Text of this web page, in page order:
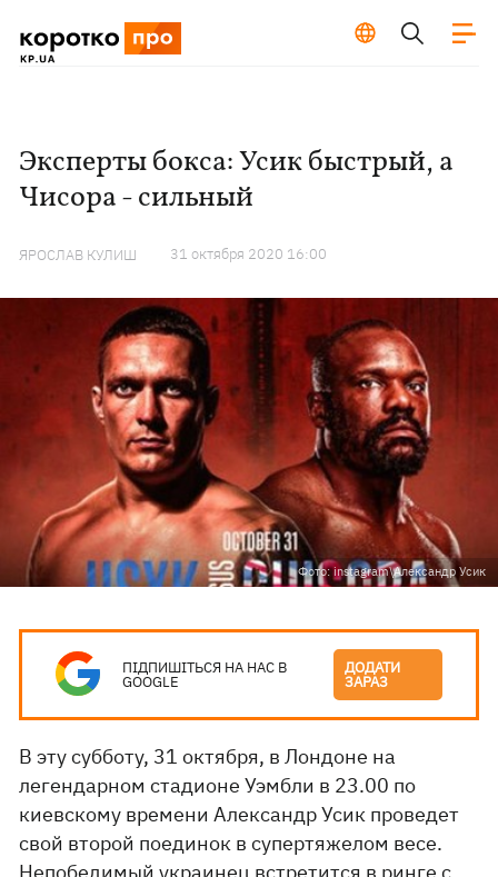
Эксперты бокса: Усик быстрый, а
Чисора - сильный
ЯРОСЛАВ КУЛИШ 31 октября 2020 16:00
Фото: instagram\Александр Усик
ПІДПИШІТЬСЯ НА НАС В
GOOGLE
ДОДАТИ
ЗАРАЗ
В эту субботу, 31 октября, в Лондоне на
легендарном стадионе Уэмбли в 23.00 по
киевскому времени Александр Усик проведет
свой второй поединок в супертяжелом весе.